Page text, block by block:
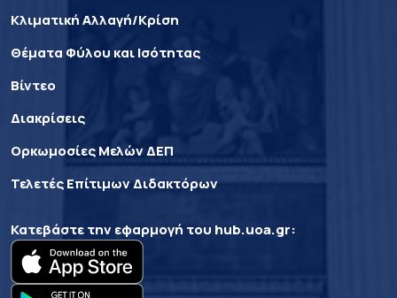
Κλιματική Αλλαγή/Κρίση
Θέματα Φύλου και Ισότητας
Βίντεο
Διακρίσεις
Ορκωμοσίες Μελών ΔΕΠ
Τελετές Επίτιμων Διδακτόρων
Κατεβάστε την εφαρμογή του hub.uoa.gr: